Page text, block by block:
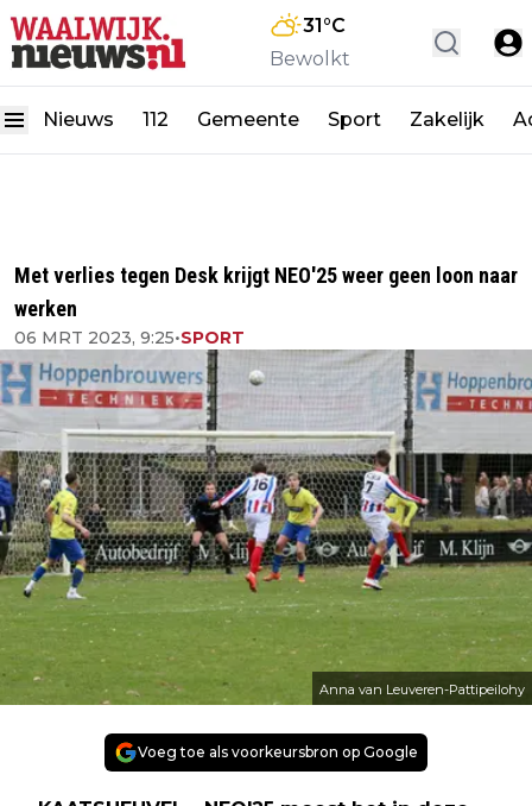
31°C
Bewolkt
Nieuws 112 Gemeente Sport Zakelijk
Met verlies tegen Desk krijgt NEO'25 weer geen loon naar
werken
06 MRT 2023, 9:25•SPORT
Anna van Leuveren-Pattipeilohy
Voeg toe als voorkeursbron op Google